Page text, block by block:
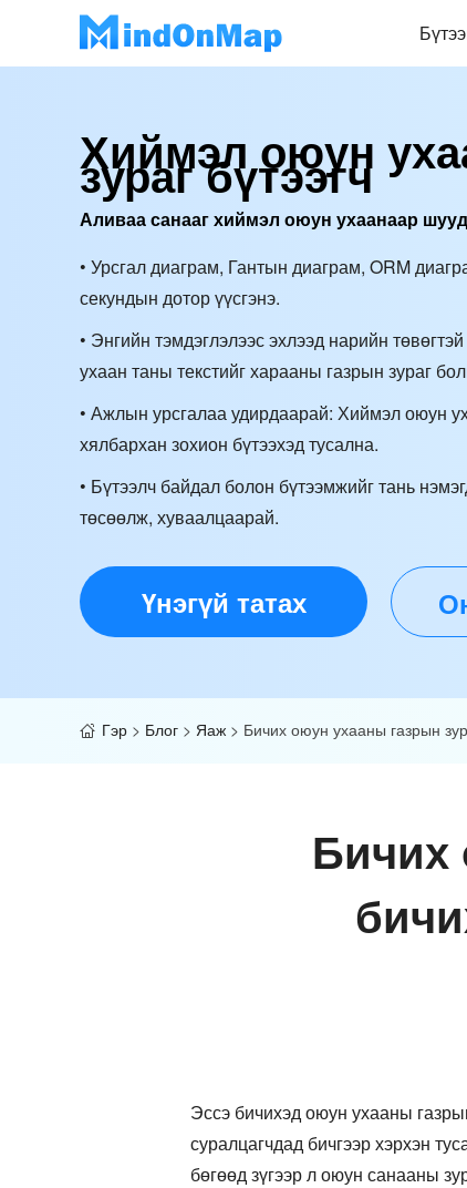
Хиймэл оюун
зураг бүтээгч
Аливаа санааг хиймэл оюун ухаанаар
• Урсгал диаграм, Гантын диаграм, ORM
секундын дотор үүсгэнэ.
• Энгийн тэмдэглэлээс эхлээд нарийн
ухаан таны текстийг харааны газрын зураг
• Ажлын урсгалаа удирдаарай: Хиймэл оюун
хялбархан зохион бүтээхэд тусална.
• Бүтээлч байдал болон бүтээмжийг тань
төсөөлж, хуваалцаарай.
Үнэгүй татах
Гэр > Блог > Яаж > Бичих оюун ухааны газрын
Бичих
Эссэ бичихэд оюун ухааны
суралцагчдад бичгээр хэрхэн
бөгөөд зүгээр л оюун санааны